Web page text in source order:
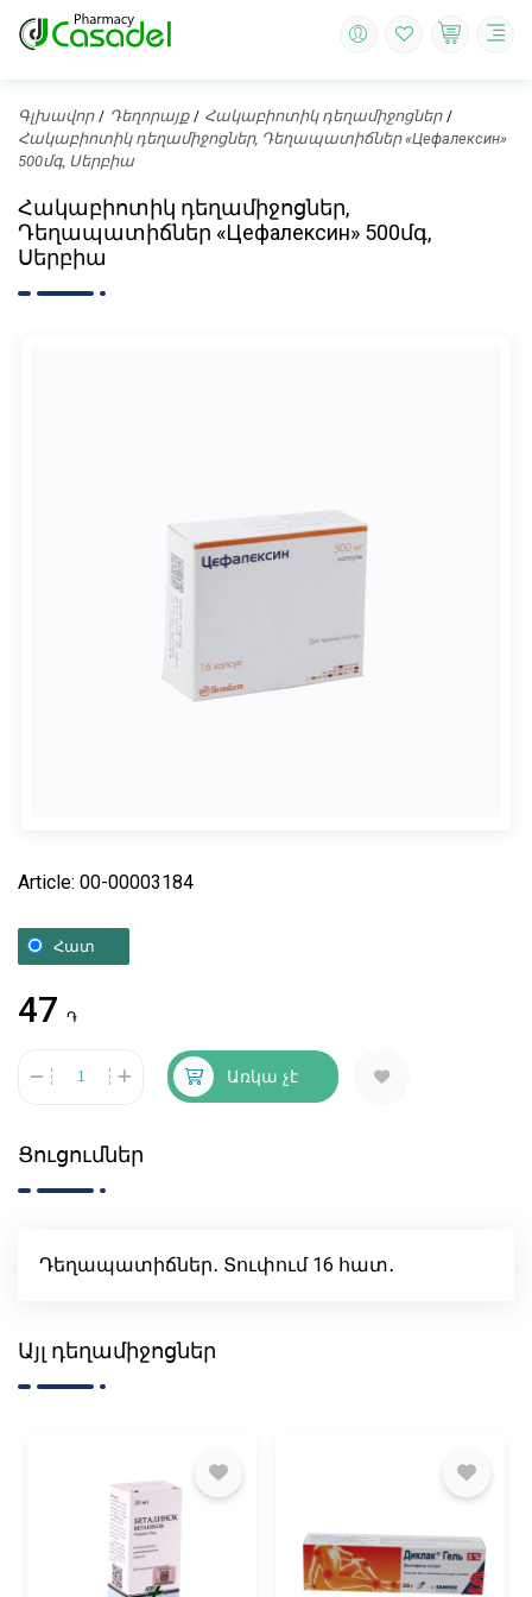
Գլխավոր Դեղորայք
Հակաբիոտիկ դեղամիջոցներ
Հակաբիոտիկ դեղամիջոցներ, Դեղապատիճներ «Цефалексин»
500մգ, Սերբիա
Հակաբիոտիկ դեղամիջոցներ,
Դեղապատիճներ «Цефалексин» 500մգ,
Սերբիա
Article: 00-00003184
Հատ
47 ֏
Առկա չէ
Ցուցումներ
Դեղապատիճներ․ Տուփում 16 հատ․
Այլ դեղամիջոցներ